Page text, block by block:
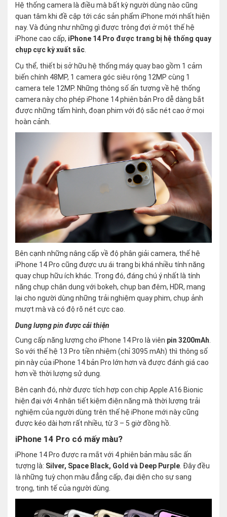
Hệ thống camera là điều mà bất kỳ người dùng nào cũng
quan tâm khi đề cập tới các sản phẩm iPhone mới nhất hiện
nay. Và đúng như những gì được trông đợi ở một thế hệ
iPhone cao cấp, iPhone 14 Pro được trang bị hệ thống quay
chụp cực kỳ xuất sắc
Cụ thể, thiết bị sở hữu hệ thống máy quay bao gồm 1 cảm
biến chính 48MP, 1 camera góc siêu rộng 12MP cùng 1
camera tele 12MP. Những thông số ấn tượng về hệ thống
camera này cho phép iPhone 14 phiên bản Pro dễ dàng bắt
được những tấm hình, đoạn phim với độ sắc nét cao ở mọi
hoàn cảnh.
Bên cạnh những nâng cấp về độ phân giải camera, thế hệ
iPhone 14 Pro cũng được ưu ái trang bị khá nhiều tính năng
quay chụp hữu ích khác. Trong đó, đáng chú ý nhất là tính
năng chụp chân dung với bokeh, chụp ban đêm, HDR, mang
lại cho người dùng những trải nghiệm quay phim, chụp ảnh
mượt mà và có độ rõ nét cực cao.
Dung lượng pin được cải thiện
Cung cấp năng lượng cho iPhone 14 Pro là viên pin 3200mAh.
So với thế hệ 13 Pro tiền nhiệm (chỉ 3095 mAh) thì thông số
pin này của iPhone 14 bản Pro lớn hơn và được đánh giá cao
hơn về thời lượng sử dụng.
Bên cạnh đó, nhờ được tích hợp con chip Apple A16 Bionic
hiện đại với 4 nhân tiết kiệm điện năng mà thời lượng trải
nghiệm của người dùng trên thế hệ iPhone mới này cũng
được kéo dài hơn rất nhiều, từ 3 – 5 giờ đồng hồ.
iPhone 14 Pro có mấy màu?
iPhone 14 Pro được ra mắt với 4 phiên bản màu sắc ấn
tượng là: Silver, Space Black, Gold và Deep Purple . Đây đều
là những tuỳ chọn màu đẳng cấp, đại diện cho sự sang
trọng, tinh tế của người dùng.